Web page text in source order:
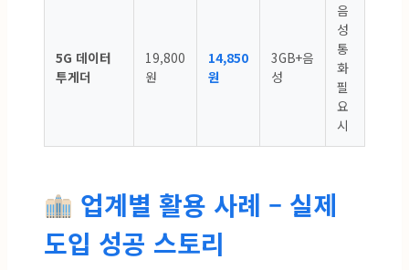
5G 데이터
투게더
19,800
원
14,850
원
3GB+음
성
음
성
통
화
필
요
시
업계별 활용 사례 – 실제
도입 성공 스토리